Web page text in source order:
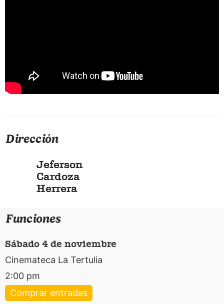
Dirección
Jeferson
Cardoza
Herrera
Funciones
sábado 4 de noviembre
Cinemateca La Tertulia
2:00 pm
Comprar entradas